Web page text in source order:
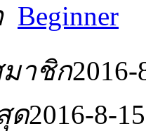
Beginner
าชิก2016-
ด2016-8-